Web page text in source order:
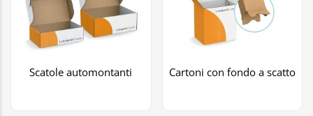
Scatole automontanti Cartoni con fondo a scatto